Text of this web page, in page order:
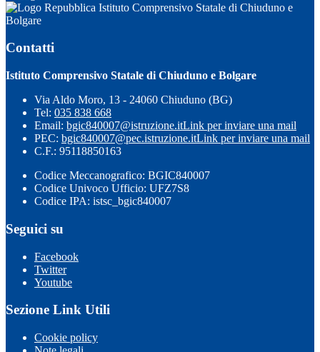
Istituto Comprensivo Statale di Chiuduno e
Bolgare
Contatti
Istituto Comprensivo Statale di Chiuduno e Bolgare
Via Aldo Moro, 13 - 24060 Chiuduno (BG)
Tel: 035 838 668
Email: bgic840007@istruzione.itLink per inviare una mail
PEC: bgic840007@pec.istruzione.itLink per inviare una mail
C.F.: 95118850163
Codice Meccanografico: BGIC840007
Codice Univoco Ufficio: UFZ7S8
Codice IPA: istsc_bgic840007
Seguici su
Facebook
Twitter
Youtube
Sezione Link Utili
Cookie policy